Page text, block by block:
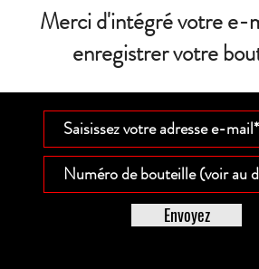
Merci d'intégré votre e-
enregistrer votre
Envoyez